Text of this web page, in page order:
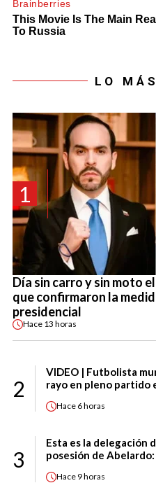
LO
1
Día sin carro y sin moto
que confirmaron la
presidencial
Hace 13 horas
2
VIDEO | Futbolista
rayo en pleno partido
Hace 6 horas
3
Esta es la delegación
posesión de Abelardo:
Hace 9 horas